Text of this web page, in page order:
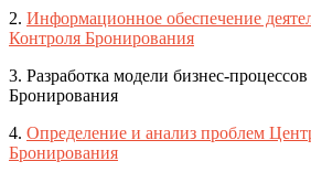
2. Информационное обеспечение
Контроля Бронирования
3. Разработка модели бизнес-
Бронирования
4. Определение и анализ проблем
Бронирования